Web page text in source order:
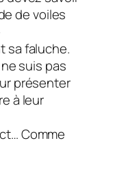
de voiles
sa faluche.
ne suis pas
présenter
à leur
Comme